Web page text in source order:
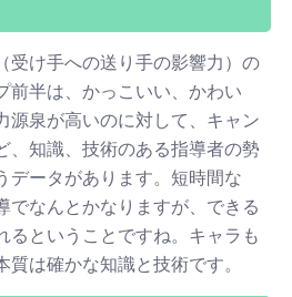
受け手への送り手の影響力）の
前半は、かっこいい、かわい
源泉が高いのに対して、キャン
、知識、技術のある指導者の勢
データがあります。短時間な
でなんとかなりますが、できる
るということですね。キャラも
質は確かな知識と技術です。